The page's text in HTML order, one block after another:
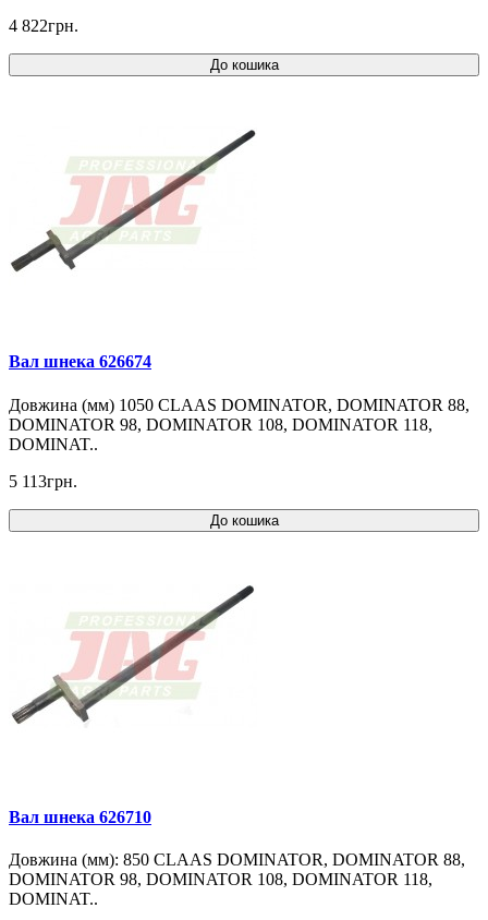
4 822грн.
До кошика
Вал шнека 626674
Довжина (мм) 1050 CLAAS DOMINATOR, DOMINATOR 88,
DOMINATOR 98, DOMINATOR 108, DOMINATOR 118,
DOMINAT..
5 113грн.
До кошика
Вал шнека 626710
Довжина (мм): 850 CLAAS DOMINATOR, DOMINATOR 88,
DOMINATOR 98, DOMINATOR 108, DOMINATOR 118,
DOMINAT..